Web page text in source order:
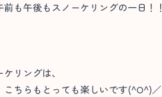
も午後もスノーケリングの一日！！
リングは、
こちらもとっても楽しいです(^O^)／